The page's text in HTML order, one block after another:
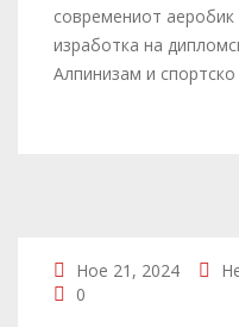
современиот
изработка на
Алпинизам и
Ное 21, 2024
0